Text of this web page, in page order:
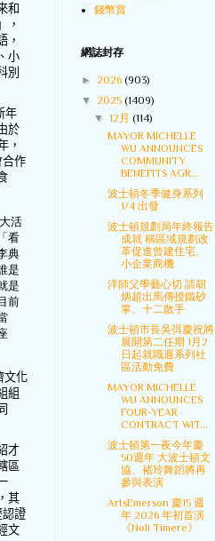
和
，
，
小
別
年
於
，
合作
活
看
典
是
是
前
文化
組
才
區
其
認證
文
錢幣賞
網誌封存
► 2026 (903)
▼ 2025 (1409)
▼12月(114)
MAYOR MICHELLE
WU ANNOUNCES
COMMUNITY
BENEFITS AGR...
波士頓冬季健身系列
1/4 出發
波士頓規劃局年終報告
成就 稱區域規劃改
革促進曾建住宅、
小企業商機
洋師父學藝心切 請胡
炳超出馬傳授鐵砂
掌、十二散手
波士頓市長吳弭慶祝將
展開第二任期 1月2
日起就職週系列社
區活動免費
MAYOR MICHELLE
WU ANNOUNCES
FOUR-YEAR
CONTRACT WIT...
波士頓第一夜今年慶
50週年 大波士頓文
協、褚玲舞蹈將再
參與表演
ArtsEmerson 慶15 週
年 2026 年初首演
《Noli Timere》